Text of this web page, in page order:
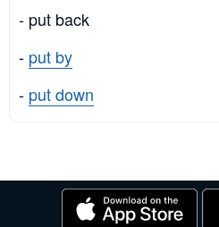
- put back
- put by
- put down